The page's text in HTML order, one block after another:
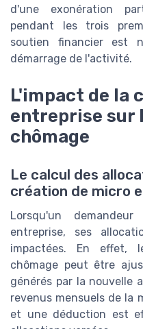
d'une exonération
pendant les trois
soutien financier est
démarrage de l'activité.
L'impact de la
entreprise sur
chômage
Le calcul des
création de micro
Lorsqu'un
entreprise, ses
impactées. En effet,
chômage peut être
générés par la nouvelle
revenus mensuels de la
et une déduction est